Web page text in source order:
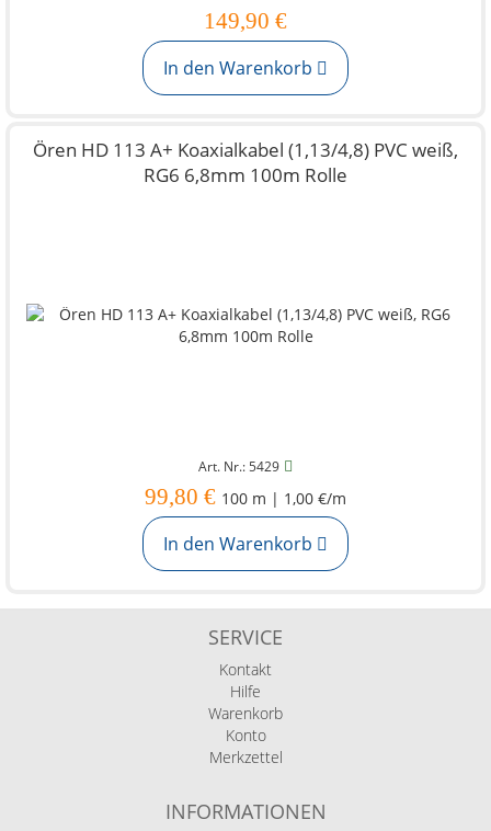
149,90 €
In den Warenkorb
Ören HD 113 A+ Koaxialkabel (1,13/4,8) PVC weiß,
RG6 6,8mm 100m Rolle
Art. Nr.: 5429
99,80 € 100 m | 1,00 €/m
In den Warenkorb
SERVICE
Kontakt
Hilfe
Warenkorb
Konto
Merkzettel
INFORMATIONEN